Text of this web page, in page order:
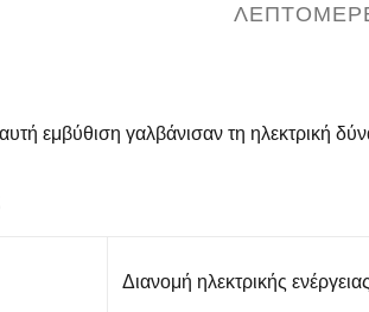
εμβύθιση γαλβάνισαν τη ηλεκτρική
Διανομή ηλεκτρικής ενέργειας